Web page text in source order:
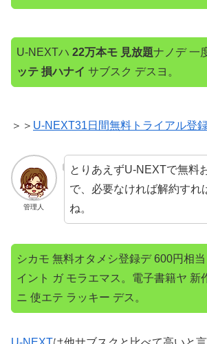
U-NEXTハ 22万本モ 見放題ナノデ 一
ッテ 損ハナイ サブスク デスヨ。
＞＞ U-NEXT31日間無料トライアル登
管理人
とりあえずU-NEXTで無料
で、必要なければ解約すれ
ね。
シカモ 無料オタメシ登録デ 600円相
イント ガ モラエマス。電子書籍ヤ 新
ニ 使エテ ラッキー デス。